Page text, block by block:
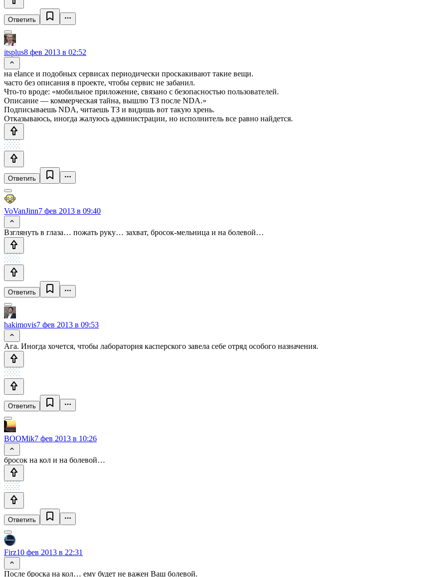
Ответить
itsplus8 фев 2013 в 02:52
на elance и подобных сервисах периодически проскакивают такие вещи.
часто без описания в проекте, чтобы сервис не забанил.
Что-то вроде: «мобильное приложение, связано с безопасностью пользователей.
Описание — коммерческая тайна, вышлю ТЗ после NDA.»
Подписываешь NDA, читаешь ТЗ и видишь вот такую хрень.
Отказываюсь, иногда жалуюсь администрации, но исполнитель все равно найдется.
Ответить
VoVanJinn7 фев 2013 в 09:40
Взглянуть в глаза… пожать руку… захват, бросок-мельница и на болевой…
Ответить
hakimovis7 фев 2013 в 09:53
Ага. Иногда хочется, чтобы лаборатория касперского завела себе отряд особого назначения.
Ответить
BOOMik7 фев 2013 в 10:26
бросок на кол и на болевой…
Ответить
Firz10 фев 2013 в 22:31
После броска на кол… ему будет не важен Ваш болевой.